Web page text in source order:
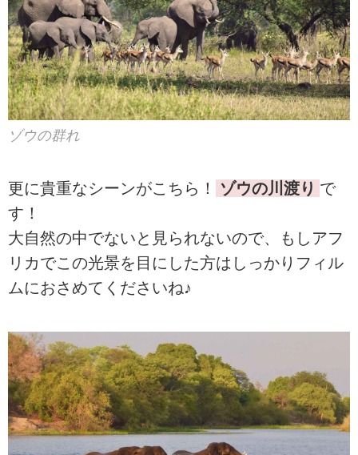
ゾウの群れ
更に貴重なシーンがこちら！ ゾウの川渡り で
す！
大自然の中でないと見られないので、もしアフ
リカでこの光景を目にした方はしっかりフィル
ムにおさめてくださいね♪